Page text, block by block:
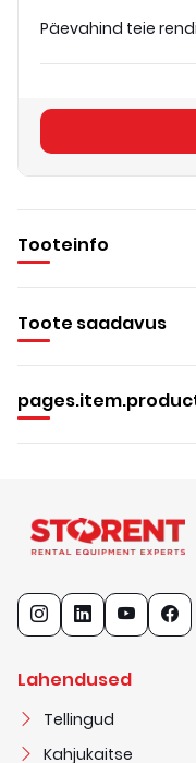
Päevahind teie
Tooteinfo
Toote saadavus
Lahendused
Tellingud
Kahjukaitse